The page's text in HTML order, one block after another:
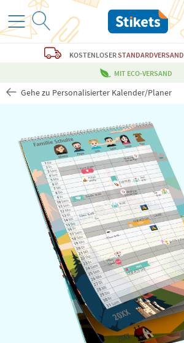
KOSTENLOSERSTANDARDVERSAND
MIT ECO-VERSAND
Gehe zu Personalisierter Kalender/Planer